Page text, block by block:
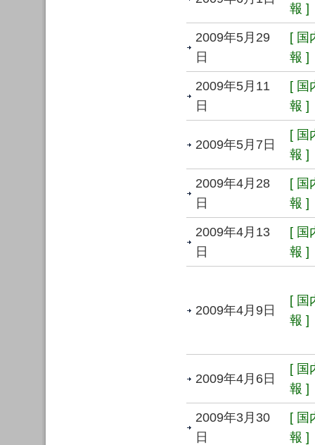
報 ]
2009年5月29
日
[ 国
報 ]
2009年5月11
日
[ 国
報 ]
2009年5月7日
[ 国
報 ]
2009年4月28
日
[ 国
報 ]
2009年4月13
日
[ 国
報 ]
2009年4月9日
[ 国
報 ]
2009年4月6日
[ 国
報 ]
2009年3月30
日
[ 国
報 ]